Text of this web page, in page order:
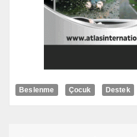
Beslenme Çocuk Destek